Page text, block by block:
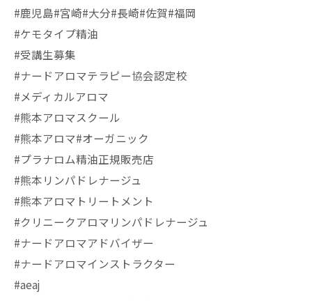
#鹿児島#宮崎#大分#長崎#佐賀#福岡
#ケモタイプ精油
#受講生募集
#ナードアロマテラピー協会認定校
#メディカルアロマ
#熊本アロマスクール
#熊本アロマ#オーガニック
#プラナロム精油正規販売店
#熊本リンパドレナージュ
#熊本アロマトリートメント
#クリニークアロマリンパドレナージュ
#ナードアロマアドバイザー
#ナードアロマインストラクター
#aeaj